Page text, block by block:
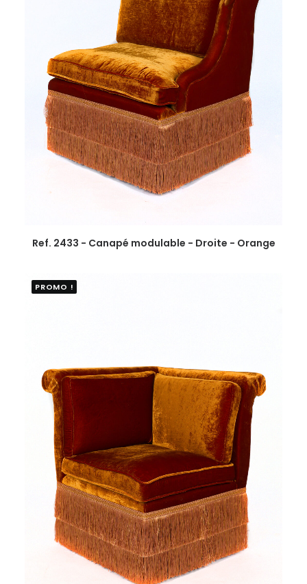
Ref. 2433 - Canapé modulable - Droite - Orange
PROMO !